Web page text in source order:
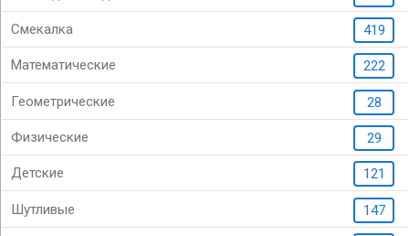
Смекалка 419
Математические 222
Геометрические 28
Физические 29
Детские 121
Шутливые 147